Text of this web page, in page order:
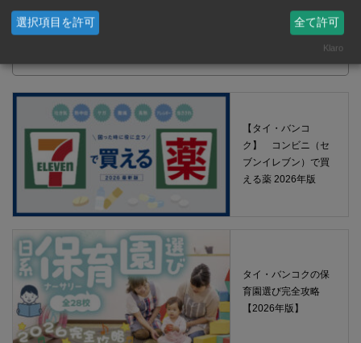
【タイ・バンコ
ク】 コンビニ（セ
ブンイレブン）で買
える薬 2026年版
タイ・バンコクの保
育園選び完全攻略
【2026年版】
選択項目を許可 全て許可
Klaro